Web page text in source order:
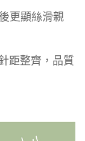
更顯絲滑親
距整齊，品質